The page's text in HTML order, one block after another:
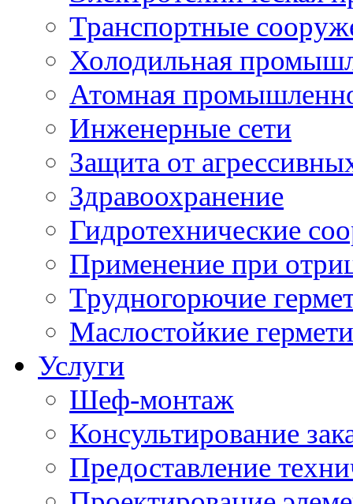
Транспортные
Холодильная
Атомная
Инженерные сети
Защита от
Здравоохранение
Гидротехнические
Применение при
Трудногорючие
Маслостойкие
Услуги
Шеф-монтаж
Консультирование
Предоставление